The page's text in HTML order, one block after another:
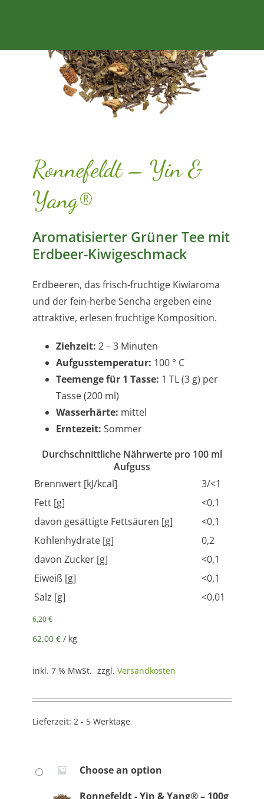
Ronnefeldt – Yin &
Yang®
Aromatisierter Grüner Tee mit
Erdbeer-Kiwigeschmack
Erdbeeren, das frisch-fruchtige Kiwiaroma
und der fein-herbe Sencha ergeben eine
attraktive, erlesen fruchtige Komposition.
Ziehzeit: 2 – 3 Minuten
Aufgusstemperatur: 100 ° C
Teemenge für 1 Tasse: 1 TL (3 g) per
Tasse (200 ml)
Wasserhärte: mittel
Erntezeit: Sommer
Durchschnittliche Nährwerte pro 100 ml
Aufguss
Brennwert [kJ/kcal]
3/<1
Fett [g]
<0,1
davon gesättigte Fettsäuren [g]
<0,1
Kohlenhydrate [g]
0,2
davon Zucker [g]
<0,1
Eiweiß [g]
<0,1
Salz [g]
<0,01
6,20€
62,00 € / kg
inkl. 7 % MwSt. zzgl. Versandkosten
Lieferzeit: 2 - 5 Werktage
Choose an option
Ronnefeldt - Yin & Yang® – 100g